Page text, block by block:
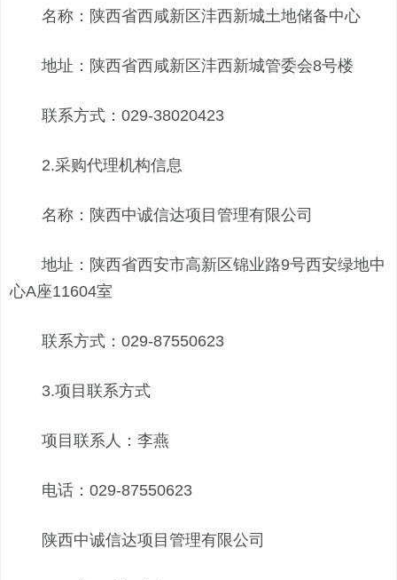
名称：陕西省西咸新区沣西新城土地储备中心
地址：陕西省西咸新区沣西新城管委会8号楼
联系方式：029-38020423
2.采购代理机构信息
名称：陕西中诚信达项目管理有限公司
地址：陕西省西安市高新区锦业路9号西安绿地中
心A座11604室
联系方式：029-87550623
3.项目联系方式
项目联系人：李燕
电话：029-87550623
陕西中诚信达项目管理有限公司